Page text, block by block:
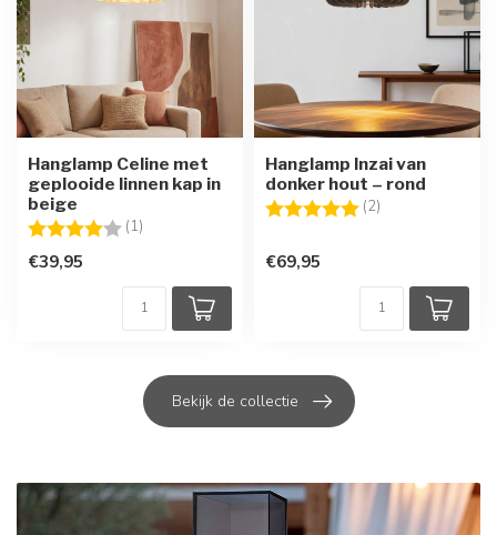
Hanglamp Celine met
geplooide linnen kap in
beige
Beoordeling: (1)
€39,95
Hanglamp Inzai van
donker hout – rond
Beoordeling: (2)
€69,95
Bekijk de collectie